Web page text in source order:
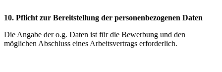
10. Pflicht zur Bereitstellung der personenbezogenen Daten
Die Angabe der o.g. Daten ist für die Bewerbung und den
möglichen Abschluss eines Arbeitsvertrags erforderlich.